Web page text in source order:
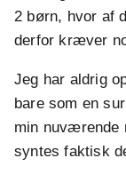
2 børn, hvor af
derfor kræver
Jeg har aldrig
bare som en
min nuværende
syntes faktisk